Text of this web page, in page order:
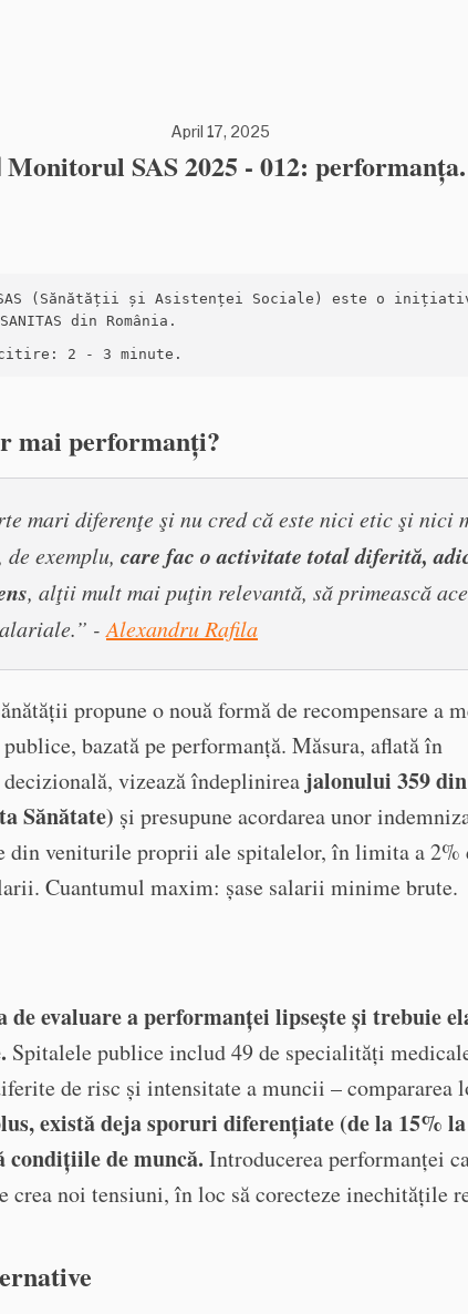
April 17, 2025
Monitorul SAS 2025 - 012: performanța.
SAS (Sănătății și Asistenței Sociale) este o
din România.
citire: 2 - 3 minute.
mai performanți?
mari diferenţe şi nu cred că este nici etic şi nici
exemplu, care fac o activitate total diferită,
, alţii mult mai puţin relevantă, să primească
- Alexandru Rafila
propune o nouă formă de recompensare a
bazată pe performanță. Măsura, aflată în
decizională, vizează îndeplinirea jalonului 359
Sănătate) și presupune acordarea unor
din veniturile proprii ale spitalelor, în limita a 2%
Cuantumul maxim: șase salarii minime brute.
de evaluare a performanței lipsește și trebuie
Spitalele publice includ 49 de specialități
de risc și intensitate a muncii – compararea
există deja sporuri diferențiate (de la 15%
condițiile de muncă. Introducerea performanței
crea noi tensiuni, în loc să corecteze inechitățile